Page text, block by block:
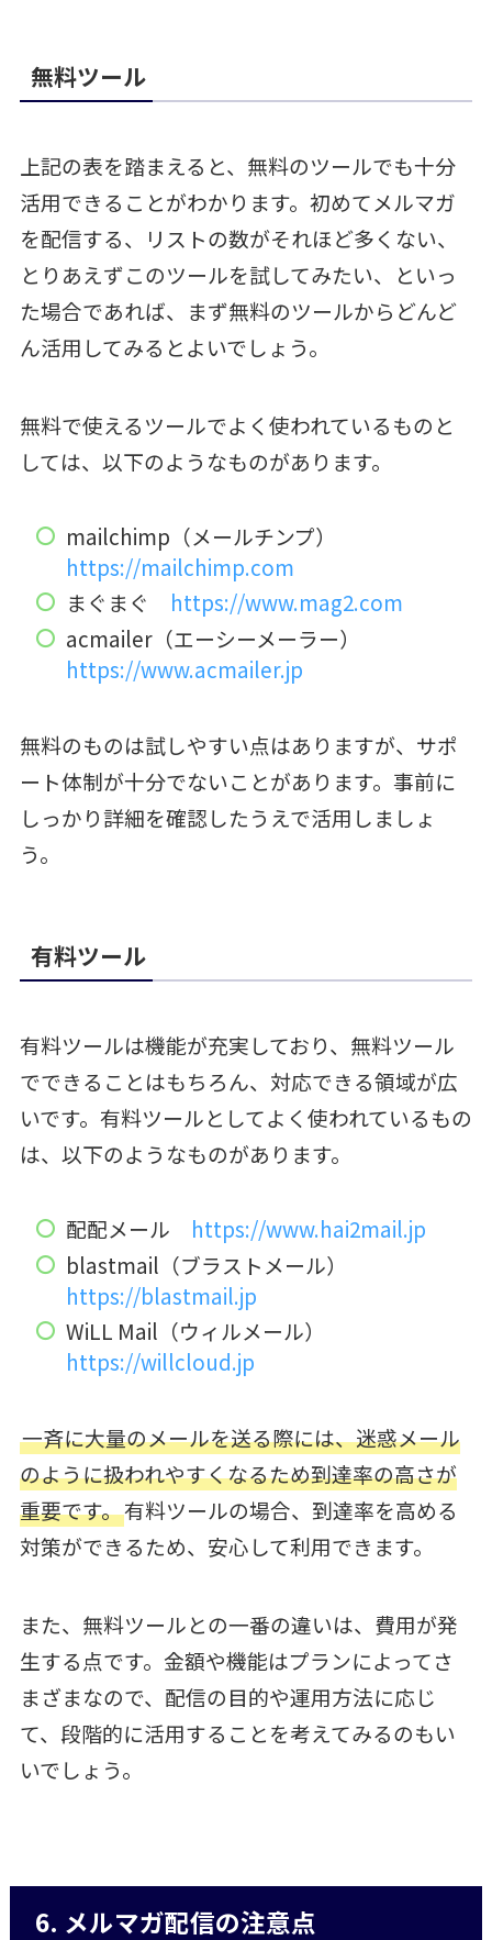
無料ツール
上記の表を踏まえると、無料のツールでも十分
活用できることがわかります。初めてメルマガ
を配信する、リストの数がそれほど多くない、
とりあえずこのツールを試してみたい、といっ
た場合であれば、まず無料のツールからどんど
ん活用してみるとよいでしょう。
無料で使えるツールでよく使われているものと
しては、以下のようなものがあります。
mailchimp（メールチンプ）
https://mailchimp.com
まぐまぐ https://www.mag2.com
acmailer（エーシーメーラー）
https://www.acmailer.jp
無料のものは試しやすい点はありますが、サポ
ート体制が十分でないことがあります。事前に
しっかり詳細を確認したうえで活用しましょ
う。
有料ツール
有料ツールは機能が充実しており、無料ツール
でできることはもちろん、対応できる領域が広
いです。有料ツールとしてよく使われているもの
は、以下のようなものがあります。
配配メール https://www.hai2mail.jp
blastmail（ブラストメール）
https://blastmail.jp
WiLL Mail（ウィルメール）
https://willcloud.jp
一斉に大量のメールを送る際には、迷惑メール
のように扱われやすくなるため到達率の高さが
重要です。有料ツールの場合、到達率を高める
対策ができるため、安心して利用できます。
また、無料ツールとの一番の違いは、費用が発
生する点です。金額や機能はプランによってさ
まざまなので、配信の目的や運用方法に応じ
て、段階的に活用することを考えてみるのもい
いでしょう。
6. メルマガ配信の注意点